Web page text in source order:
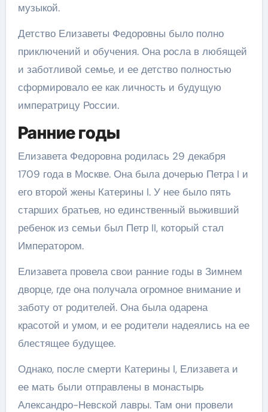
музыкой.
Детство Елизаветы Федоровны было полно
приключений и обучения. Она росла в любящей
и заботливой семье, и ее детство полностью
сформировало ее как личность и будущую
императрицу России.
Ранние годы
Елизавета Федоровна родилась 29 декабря
1709 года в Москве. Она была дочерью Петра I и
его второй жены Катерины I. У нее было пять
старших братьев, но единственный выживший
ребенок из семьи был Петр II, который стал
Императором.
Елизавета провела свои ранние годы в Зимнем
дворце, где она получала огромное внимание и
заботу от родителей. Она была одарена
красотой и умом, и ее родители надеялись на ее
блестящее будущее.
Однако, после смерти Катерины I, Елизавета и
ее мать были отправлены в монастырь
Александро-Невской лавры. Там они провели